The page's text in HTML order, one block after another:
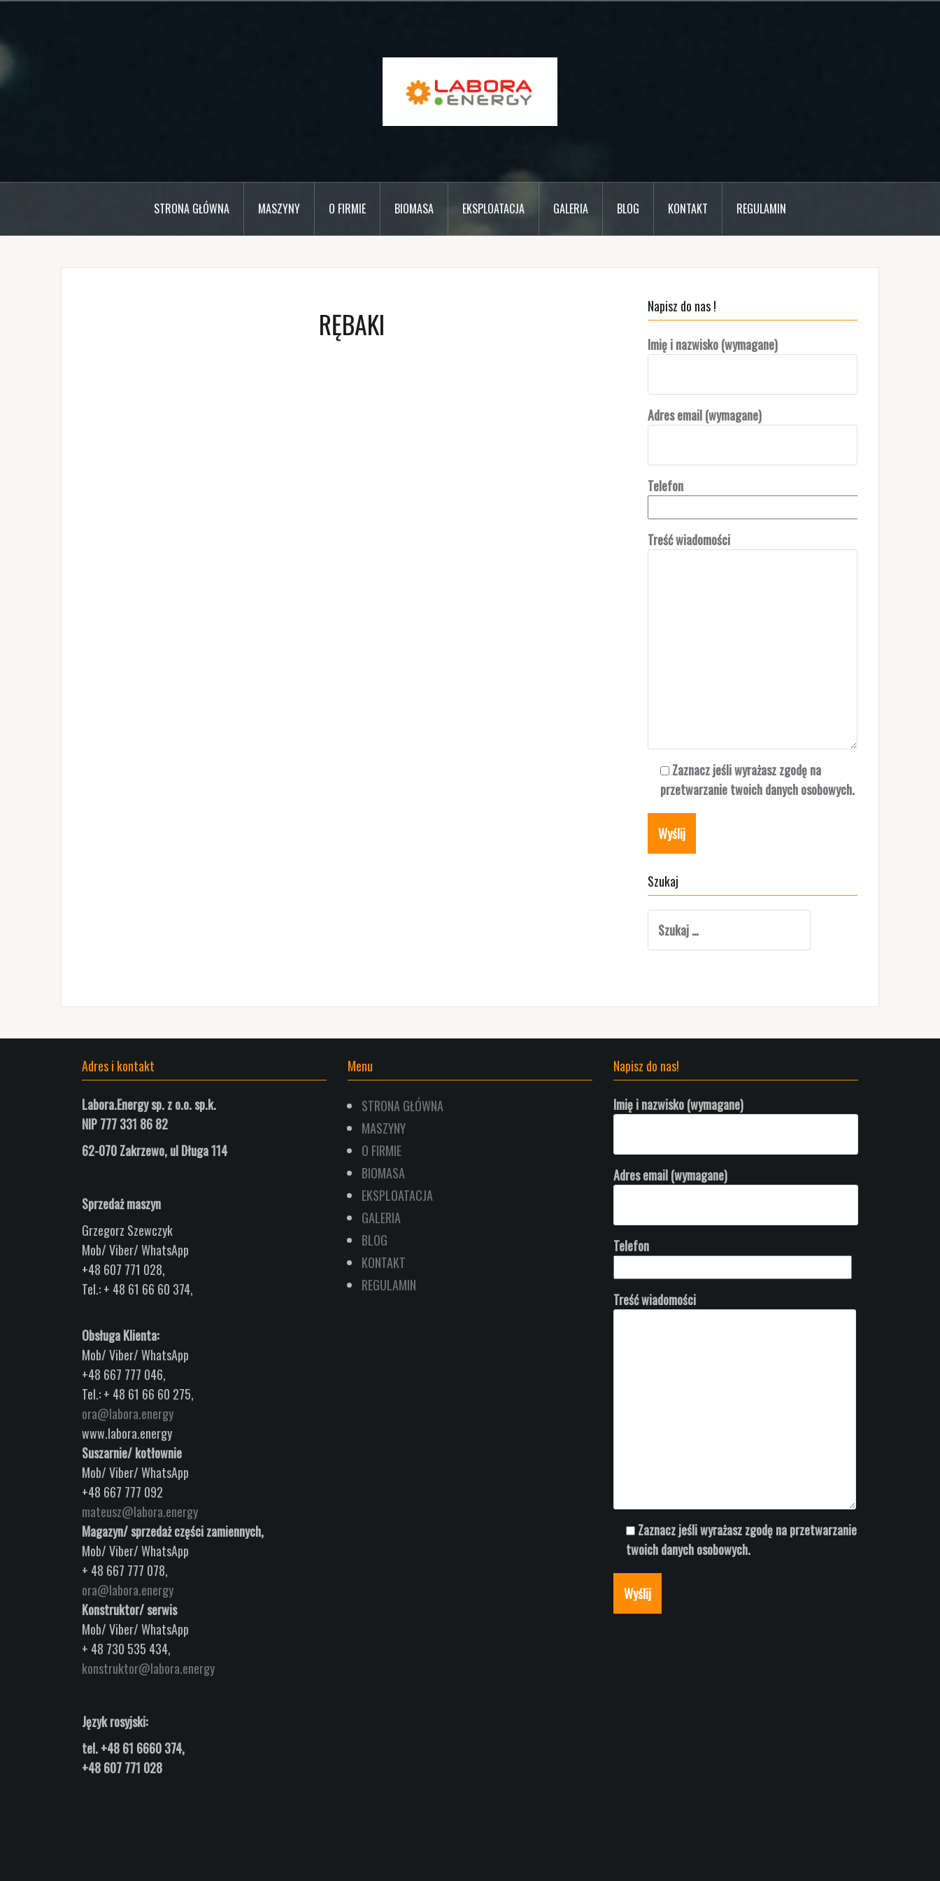
treści
STRONA GŁÓWNA MASZYNY O FIRMIE BIOMASA EKSPLOATACJA GALERIA BLOG KONTAKT REGULAMIN
RĘBAKI Napisz do nas !
Imię i nazwisko (wymagane)
Adres email (wymagane)
Telefon
Treść wiadomości
Zaznacz jeśli wyrażasz zgodę na
przetwarzanie twoich danych osobowych.
Szukaj
Adres i kontakt
Labora.Energy sp. z o.o. sp.k.
NIP 777 331 86 82
62-070 Zakrzewo, ulDługa114
Sprzedaż maszyn
Grzegorz Szewczyk
Mob/ Viber/ WhatsApp
+48 607 771 028,
Tel.: + 48 61 66 60 374,
Obsługa Klienta:
Mob/ Viber/ WhatsApp
+48 667 777 046,
Tel.: + 48 61 66 60 275,
ora@labora.energy
www.labora.energy
Suszarnie/ kotłownie
Mob/ Viber/ WhatsApp
+48 667 777 092
mateusz@labora.energy
Magazyn/ sprzedaż części zamiennych,
Mob/ Viber/ WhatsApp
+ 48 667 777 078,
ora@labora.energy
Konstruktor/ serwis
Mob/ Viber/ WhatsApp
+ 48 730 535 434,
konstruktor@labora.energy
Język rosyjski:
tel.+48 61 6660 374,
+48 607 771 028
Menu
STRONA GŁÓWNA
MASZYNY
O FIRMIE
BIOMASA
EKSPLOATACJA
GALERIA
BLOG
KONTAKT
REGULAMIN
Napisz do nas!
Imię i nazwisko (wymagane)
Adres email (wymagane)
Telefon
Treść wiadomości
Zaznacz jeśli wyrażasz zgodę na przetwarzanie
twoich danych osobowych.